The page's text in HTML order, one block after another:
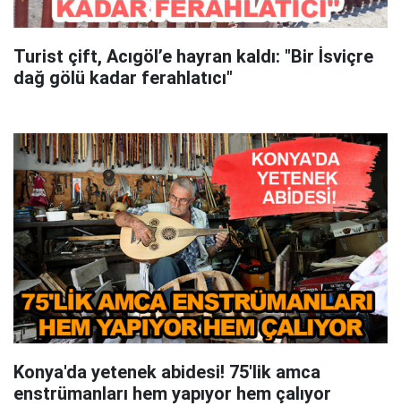
Turist çift, Acıgöl’e hayran kaldı: "Bir İsviçre
dağ gölü kadar ferahlatıcı"
Konya'da yetenek abidesi! 75'lik amca
enstrümanları hem yapıyor hem çalıyor